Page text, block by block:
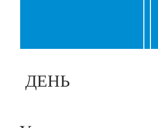
ДЕНЬ